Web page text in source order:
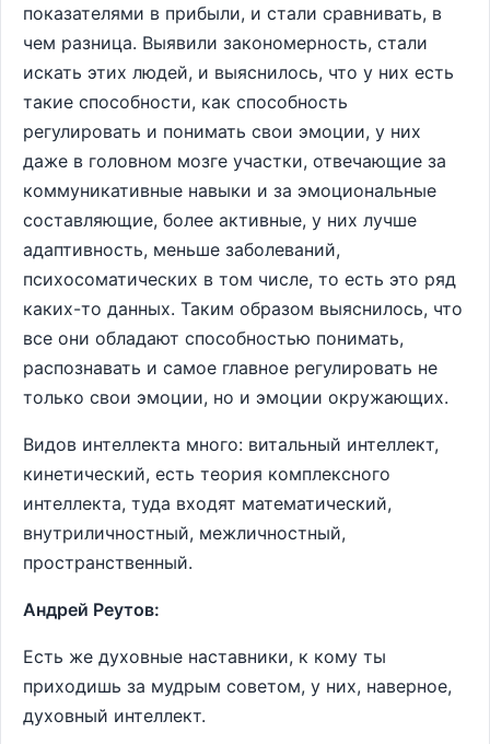
показателями в прибыли, и стали сравнивать, в
чем разница. Выявили закономерность, стали
искать этих людей, и выяснилось, что у них есть
такие способности, как способность
регулировать и понимать свои эмоции, у них
даже в головном мозге участки, отвечающие за
коммуникативные навыки и за эмоциональные
составляющие, более активные, у них лучше
адаптивность, меньше заболеваний,
психосоматических в том числе, то есть это ряд
каких-то данных. Таким образом выяснилось, что
все они обладают способностью понимать,
распознавать и самое главное регулировать не
только свои эмоции, но и эмоции окружающих.
Видов интеллекта много: витальный интеллект,
кинетический, есть теория комплексного
интеллекта, туда входят математический,
внутриличностный, межличностный,
пространственный.
Андрей Реутов:
Есть же духовные наставники, к кому ты
приходишь за мудрым советом, у них, наверное,
духовный интеллект.